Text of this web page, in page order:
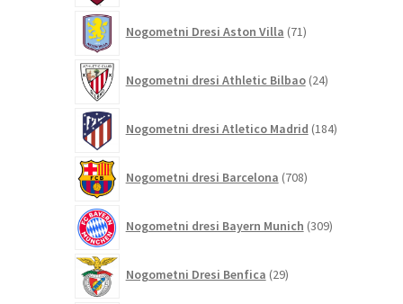
Nogometni Dresi Aston Villa 71izdelkov
Nogometni dresi Athletic Bilbao 24izdelkov
Nogometni dresi Atletico Madrid 184izdelkov
Nogometni dresi Barcelona 708izdelkov
Nogometni dresi Bayern Munich 309izdelkov
Nogometni Dresi Benfica 29izdelkov